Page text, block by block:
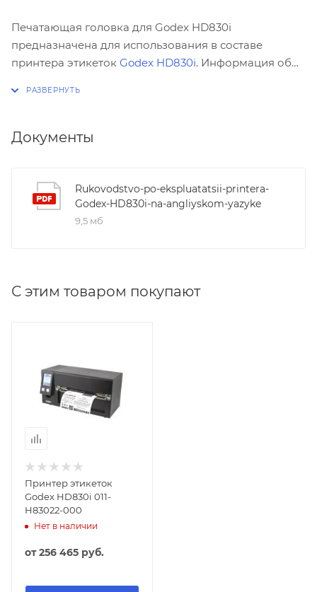
Печатающая головка для Godex HD830i
предназначена для использования в составе
принтера этикеток Godex HD830i. Информация об
Документы
Rukovodstvo-po-ekspluatatsii-printera-
Godex-HD830i-na-angliyskom-yazyke
9,5 мб
С этим товаром покупают
Принтер этикеток
Godex HD830i 011-
H83022-000
Нет в наличии
от256 465 руб.